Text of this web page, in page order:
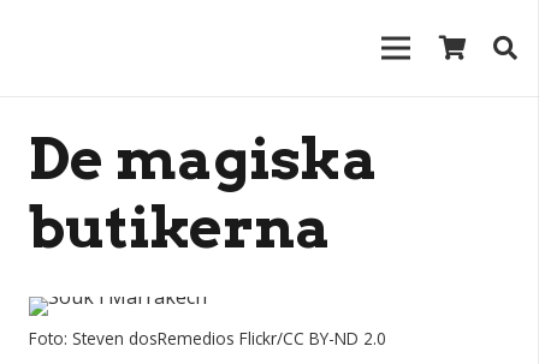
De magiska
butikerna
Foto: Steven dosRemedios Flickr/CC BY-ND 2.0